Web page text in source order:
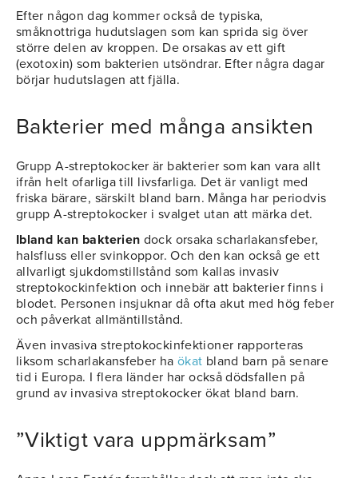
Efter någon dag kommer också de typiska,
småknottriga hudutslagen som kan sprida sig över
större delen av kroppen. De orsakas av ett gift
(exotoxin) som bakterien utsöndrar. Efter några dagar
börjar hudutslagen att fjälla.
Bakterier med många ansikten
Grupp A-streptokocker är bakterier som kan vara allt
ifrån helt ofarliga till livsfarliga. Det är vanligt med
friska bärare, särskilt bland barn. Många har periodvis
grupp A-streptokocker i svalget utan att märka det.
Ibland kan bakterien dock orsaka scharlakansfeber,
halsfluss eller svinkoppor. Och den kan också ge ett
allvarligt sjukdomstillstånd som kallas invasiv
streptokockinfektion och innebär att bakterier finns i
blodet. Personen insjuknar då ofta akut med hög feber
och påverkat allmäntillstånd.
Även invasiva streptokockinfektioner rapporteras
liksom scharlakansfeber ha ökat bland barn på senare
tid i Europa. I flera länder har också dödsfallen på
grund av invasiva streptokocker ökat bland barn.
”Viktigt vara uppmärksam”